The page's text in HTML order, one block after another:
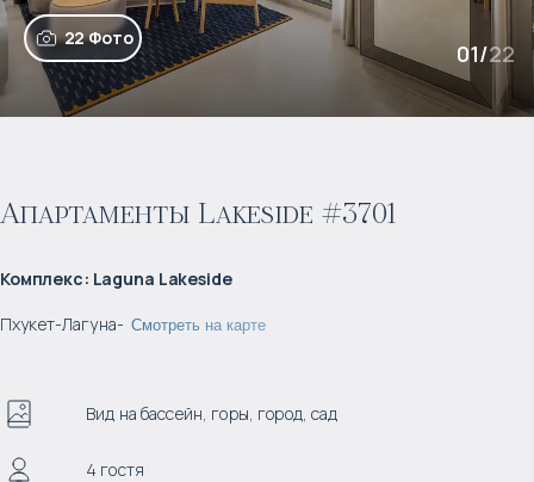
22 Фото
01/22
Апартаменты Lakeside #3701
Комплекс: Laguna Lakeside
Пхукет-Лагуна- Смотреть на карте
Вид на бассейн, горы, город, сад
4 гостя